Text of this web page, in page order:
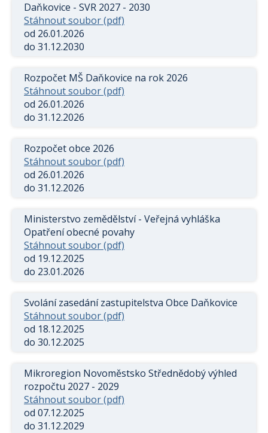
Daňkovice - SVR 2027 - 2030
Stáhnout soubor (pdf)
od 26.01.2026
do 31.12.2030
Rozpočet MŠ Daňkovice na rok 2026
Stáhnout soubor (pdf)
od 26.01.2026
do 31.12.2026
Rozpočet obce 2026
Stáhnout soubor (pdf)
od 26.01.2026
do 31.12.2026
Ministerstvo zemědělství - Veřejná vyhláška
Opatření obecné povahy
Stáhnout soubor (pdf)
od 19.12.2025
do 23.01.2026
Svolání zasedání zastupitelstva Obce Daňkovice
Stáhnout soubor (pdf)
od 18.12.2025
do 30.12.2025
Mikroregion Novoměstsko Střednědobý výhled
rozpočtu 2027 - 2029
Stáhnout soubor (pdf)
od 07.12.2025
do 31.12.2029